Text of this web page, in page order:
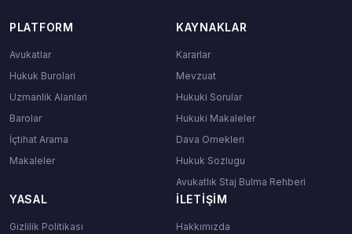
PLATFORM
Avukatlar
Hukuk Burolari
Uzmanlik Alanlari
Barolar
İçtihat Arama
Makaleler
KAYNAKLAR
Kararlar
Mevzuat
Hukuki Sorular
Hukuki Makaleler
Dava Ornekleri
Hukuk Sozlugu
Avukatlık Staj Bulma Rehberi
YASAL
Gizlilik Politikası
İLETIŞIM
Hakkımızda